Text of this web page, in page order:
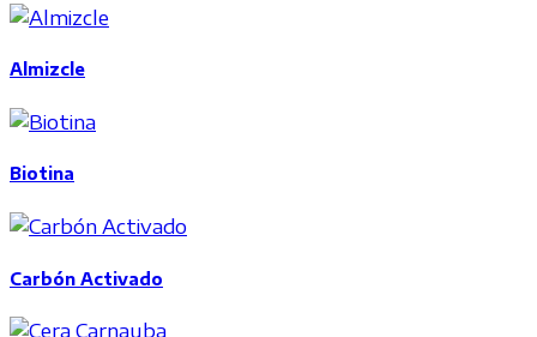
Almizcle
Biotina
Carbón Activado